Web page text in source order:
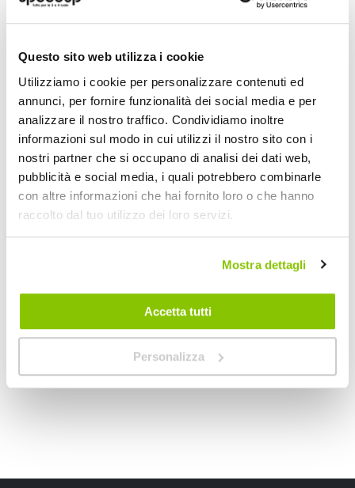
Questo sito web utilizza i cookie
Utilizziamo i cookie per personalizzare contenuti ed
annunci, per fornire funzionalità dei social media e per
analizzare il nostro traffico. Condividiamo inoltre
informazioni sul modo in cui utilizzi il nostro sito con i
nostri partner che si occupano di analisi dei dati web,
pubblicità e social media, i quali potrebbero combinarle
con altre informazioni che hai fornito loro o che hanno
raccolto dal tuo utilizzo dei loro servizi.
Mostra dettagli
Accetta tutti
Personalizza
CONSEGNA IN 48H